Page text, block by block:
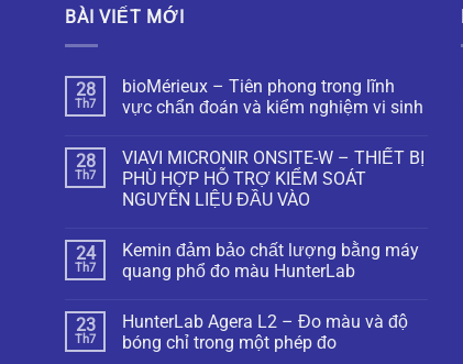
BÀI VIẾT MỚI
28
Th7
bioMérieux – Tiên phong trong lĩnh
vực chẩn đoán và kiểm nghiệm vi sinh
28
Th7
VIAVI MICRONIR ONSITE-W – THIẾT BỊ
PHÙ HỢP HỖ TRỢ KIỂM SOÁT
NGUYÊN LIỆU ĐẦU VÀO
24
Th7
Kemin đảm bảo chất lượng bằng máy
quang phổ đo màu HunterLab
23
Th7
HunterLab Agera L2 – Đo màu và độ
bóng chỉ trong một phép đo